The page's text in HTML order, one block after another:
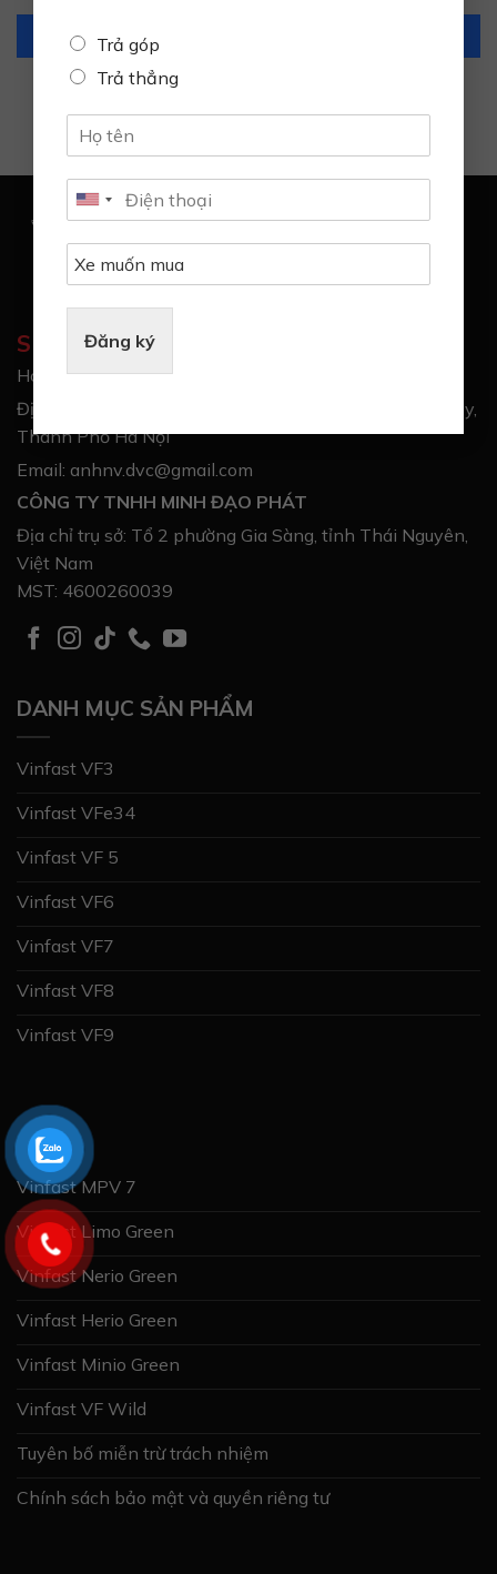
Trả góp
Trả thẳng
Đăng ký
SHOWROOM VINFAST TIMES CITY
Hotline: 0947.405.893
Địa chỉ: T4 Times City, 458 Minh Khai, Phường Vĩnh Tuy,
Thành Phố Hà Nội
Email: anhnv.dvc@gmail.com
CÔNG TY TNHH MINH ĐẠO PHÁT
Địa chỉ trụ sở: Tổ 2 phường Gia Sàng, tỉnh Thái Nguyên,
Việt Nam
MST: 4600260039
DANH MỤC SẢN PHẨM
Vinfast VF3
Vinfast VFe34
Vinfast VF 5
Vinfast VF6
Vinfast VF7
Vinfast VF8
Vinfast VF9
Vinfast MPV 7
Vinfast Limo Green
Vinfast Nerio Green
Vinfast Herio Green
Vinfast Minio Green
Vinfast VF Wild
Tuyên bố miễn trừ trách nhiệm
Chính sách bảo mật và quyền riêng tư